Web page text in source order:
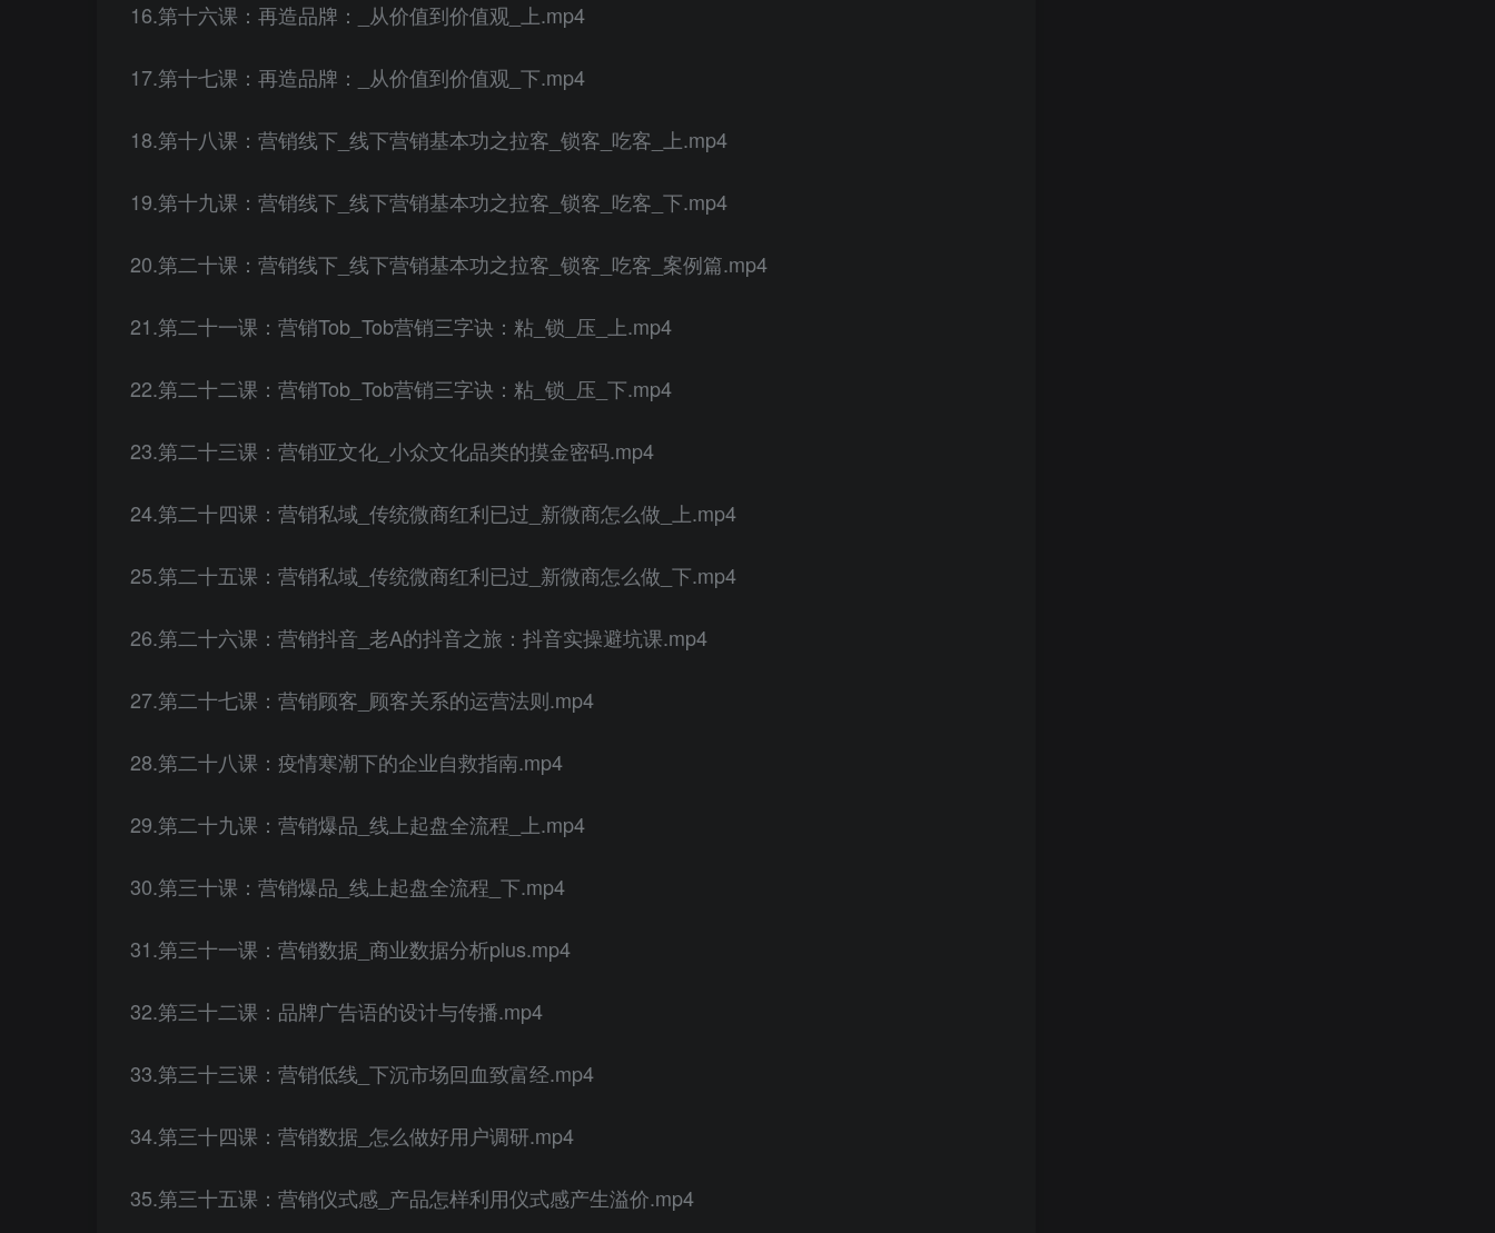
16.第十六课：再造品牌：_从价值到价值观_上.mp4
17.第十七课：再造品牌：_从价值到价值观_下.mp4
18.第十八课：营销线下_线下营销基本功之拉客_锁客_吃客_上.mp4
19.第十九课：营销线下_线下营销基本功之拉客_锁客_吃客_下.mp4
20.第二十课：营销线下_线下营销基本功之拉客_锁客_吃客_案例篇.mp4
21.第二十一课：营销Tob_Tob营销三字诀：粘_锁_压_上.mp4
22.第二十二课：营销Tob_Tob营销三字诀：粘_锁_压_下.mp4
23.第二十三课：营销亚文化_小众文化品类的摸金密码.mp4
24.第二十四课：营销私域_传统微商红利已过_新微商怎么做_上.mp4
25.第二十五课：营销私域_传统微商红利已过_新微商怎么做_下.mp4
26.第二十六课：营销抖音_老A的抖音之旅：抖音实操避坑课.mp4
27.第二十七课：营销顾客_顾客关系的运营法则.mp4
28.第二十八课：疫情寒潮下的企业自救指南.mp4
29.第二十九课：营销爆品_线上起盘全流程_上.mp4
30.第三十课：营销爆品_线上起盘全流程_下.mp4
31.第三十一课：营销数据_商业数据分析plus.mp4
32.第三十二课：品牌广告语的设计与传播.mp4
33.第三十三课：营销低线_下沉市场回血致富经.mp4
34.第三十四课：营销数据_怎么做好用户调研.mp4
35.第三十五课：营销仪式感_产品怎样利用仪式感产生溢价.mp4